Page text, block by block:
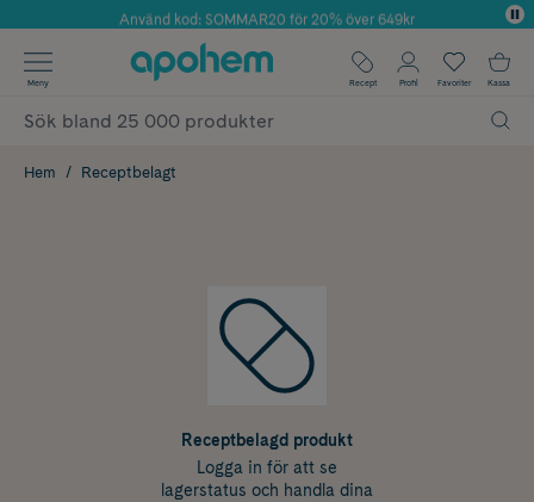
Årets Butik 2025 inom Skönhet
Använd kod: SOMMAR20 för 20% över 649kr
✓ Fri frakt
✓ Poäng på alla köp*
Meny Recept Profil Favoriter Kassa
Hem Receptbelagt
Receptbelagd produkt
Logga in för att se
lagerstatus och handla dina